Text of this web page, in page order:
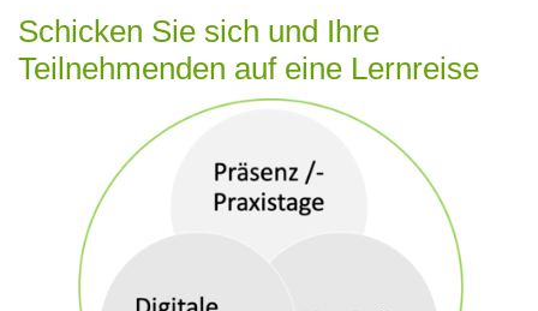
Schicken Sie sich und Ihre
Teilnehmenden auf eine Lernreise